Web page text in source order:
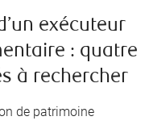
exécuteur
: quatre
à rechercher
de patrimoine